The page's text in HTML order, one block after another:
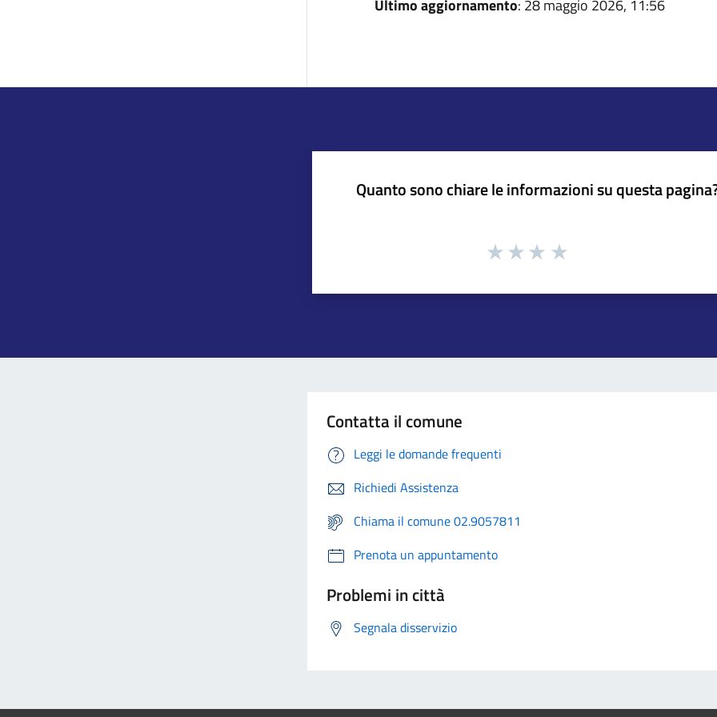
Ultimo aggiornamento: 28 maggio 2026, 11:56
Quanto sono chiare le informazioni su questa
Contatta il comune
Leggi le domande frequenti
Richiedi Assistenza
Chiama il comune 02.9057811
Prenota un appuntamento
Problemi in città
Segnala disservizio